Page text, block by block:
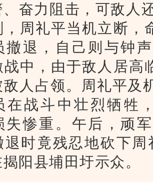
奋力阻击，可敌人
，周礼平当机立断，
撤退，自己则与钟
战中，由于敌人居高
敌人占领。周礼平及
在战斗中壮烈牺牲
失惨重。午后，顽
退时竟残忍地砍下
阳县埔田圩示众。